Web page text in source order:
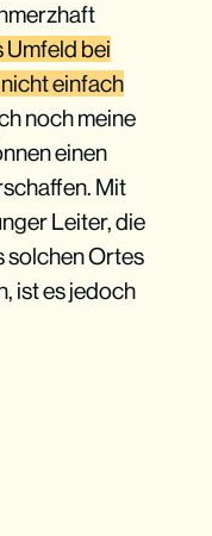
Umfeld bei
einfach
noch meine
einen
Mit
Leiter, die
solchen Ortes
ist es jedoch